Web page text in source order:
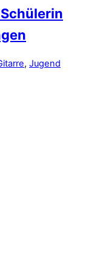
, Jugend